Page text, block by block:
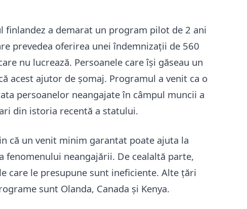
finlandez a demarat un program pilot de 2 ani
prevedea oferirea unei îndemnizații de 560
nu lucrează. Persoanele care își găseau un
acest ajutor de șomaj. Programul a venit ca o
persoanelor neangajate în câmpul muncii a
din istoria recentă a statului.
că un venit minim garantat poate ajuta la
fenomenului neangajării. De cealaltă parte,
care le presupune sunt ineficiente. Alte țări
sunt Olanda, Canada și Kenya.